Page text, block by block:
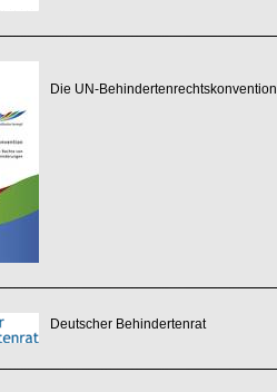
Die UN-Behindertenrechtskonvention
Deutscher Behindertenrat